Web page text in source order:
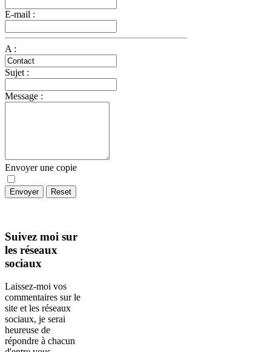
E-mail :
A :
Sujet :
Message :
Envoyer une copie
Envoyer Reset
Suivez moi sur
les réseaux
sociaux
Laissez-moi vos
commentaires sur le
site et les réseaux
sociaux, je serai
heureuse de
répondre à chacun